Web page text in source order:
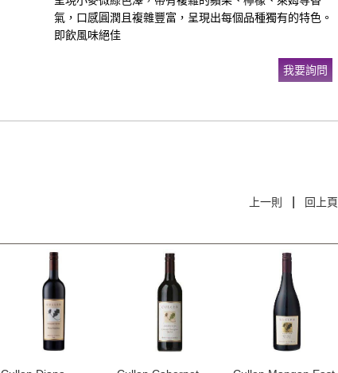
氣，口感圓潤且複雜豐富，呈現出每個品種獨有的特色。
即飲風味絕佳
我要詢問
上一則 回上頁